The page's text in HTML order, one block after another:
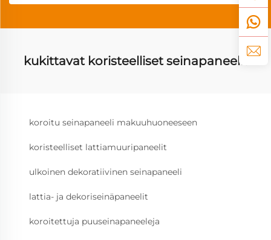
kukittavat koristeelliset seinapaneelit
koroitu seinapaneeli makuuhuoneeseen
koristeelliset lattiamuuripaneelit
ulkoinen dekoratiivinen seinapaneeli
lattia- ja dekoriseinäpaneelit
koroitettuja puuseinapaneeleja